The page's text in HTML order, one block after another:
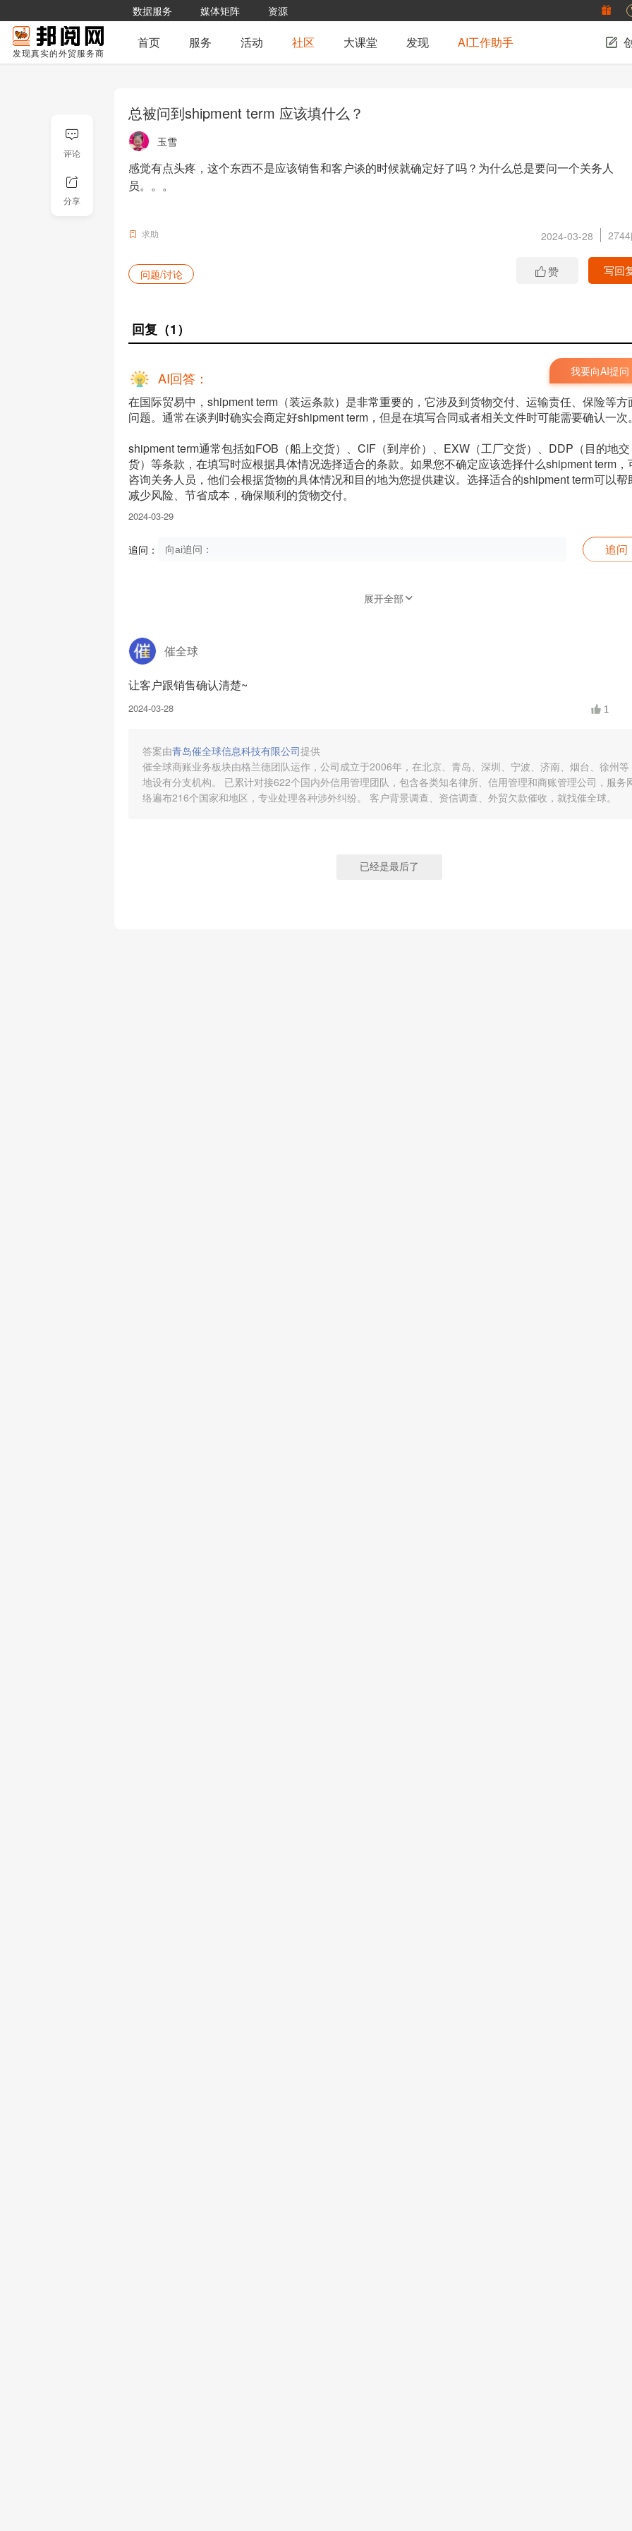
数据服务 媒体矩阵 资源
发现真实的外贸服务商
首页 服务 活动 社区 大课堂 发现 AI工作助手
总被问到shipment term 应该填什么？
玉雪
感觉有点头疼，这个东西不是应该销售和客户谈的时候就确定好了吗？为什么总是要问一个关务人
员。。。
求助 2024-03-28
问题/讨论 赞 写回
评论
分享
回复 （1）
我要向AI提问
AI回答：
在国际贸易中，shipment term（装运条款）是非常重要的，它涉及到货物交付、运输责任、保险等方
问题。通常在谈判时确实会商定好shipment term，但是在填写合同或者相关文件时可能需要确认一次
shipment term通常包括如FOB（船上交货）、CIF（到岸价）、EXW（工厂交货）、DDP（目的地交
货）等条款，在填写时应根据具体情况选择适合的条款。如果您不确定应该选择什么shipment term，
咨询关务人员，他们会根据货物的具体情况和目的地为您提供建议。选择适合的shipment term可以帮
减少风险、节省成本，确保顺利的货物交付。
2024-03-29
追问： 追问
展开全部
催全球
让客户跟销售确认清楚~
2024-03-28 1
答案由青岛催全球信息科技有限公司提供
催全球商账业务板块由格兰德团队运作，公司成立于2006年，在北京、青岛、深圳、宁波、济南、烟台、徐州等
地设有分支机构。 已累计对接622个国内外信用管理团队，包含各类知名律所、信用管理和商账管理公司，服务
络遍布216个国家和地区，专业处理各种涉外纠纷。 客户背景调查、资信调查、外贸欠款催收，就找催全球。
已经是最后了